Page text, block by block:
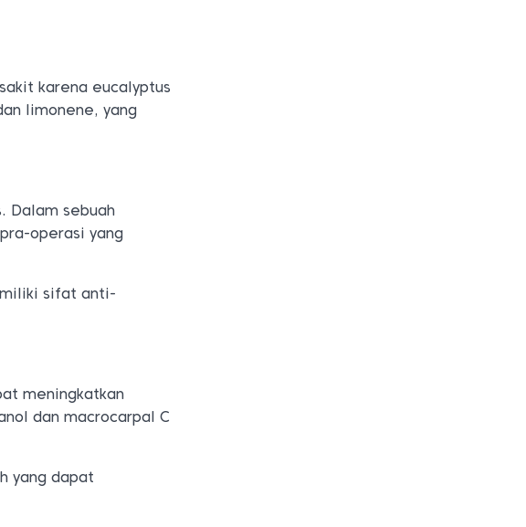
karena eucalyptus
limonene, yang
Dalam sebuah
operasi yang
sifat anti-
meningkatkan
dan macrocarpal C
yang dapat